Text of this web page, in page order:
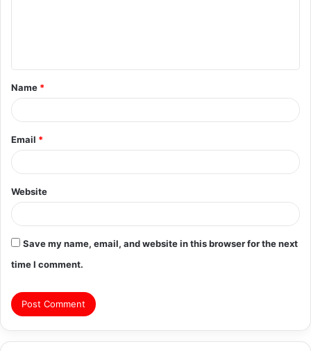
t
*
Name *
Email *
Website
Save my name, email, and website in this browser for the next
time I comment.